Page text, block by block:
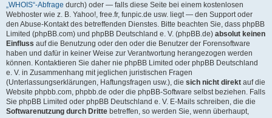
„WHOIS“-Abfrage durch) oder — falls diese Seite bei einem kostenlosen
Webhoster wie z. B. Yahoo!, free.fr, funpic.de usw. liegt — den Support oder
den Abuse-Kontakt des betreffenden Dienstes. Bitte beachten Sie, dass phpBB
Limited (phpBB.com) und phpBB Deutschland e. V. (phpBB.de) absolut keinen
Einfluss auf die Benutzung oder den oder die Benutzer der Forensoftware
haben und dafür in keiner Weise zur Verantwortung herangezogen werden
können. Kontaktieren Sie daher nie phpBB Limited oder phpBB Deutschland
e. V. in Zusammenhang mit jeglichen juristischen Fragen
(Unterlassungserklärungen, Haftungsfragen usw.), die sich nicht direkt auf die
Website phpbb.com, phpbb.de oder die phpBB-Software selbst beziehen. Falls
Sie phpBB Limited oder phpBB Deutschland e. V. E-Mails schreiben, die die
Softwarenutzung durch Dritte betreffen, so werden Sie, wenn überhaupt,